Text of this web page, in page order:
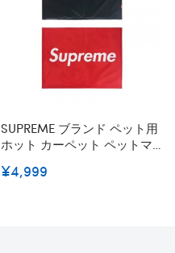
SUPREME ブランド ペット用
ホット カーペット ペットマ
防止 オックスフォード生地
¥4,999